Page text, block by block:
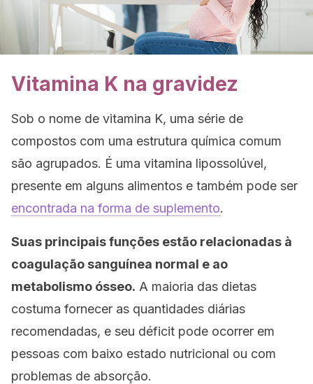
Vitamina K na gravidez
Sob o nome de vitamina K, uma série de
compostos com uma estrutura química comum
são agrupados. É uma vitamina lipossolúvel,
presente em alguns alimentos e também pode ser
encontrada na forma de suplemento.
Suas principais funções estão relacionadas à
coagulação sanguínea normal e ao
metabolismo ósseo. A maioria das dietas
costuma fornecer as quantidades diárias
recomendadas, e seu déficit pode ocorrer em
pessoas com baixo estado nutricional ou com
problemas de absorção.